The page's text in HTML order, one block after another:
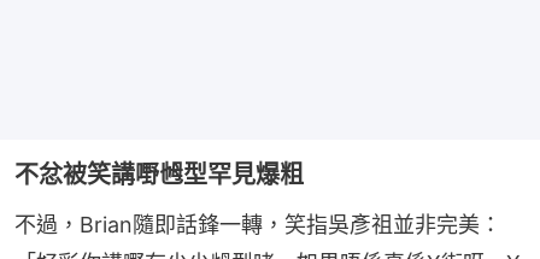
不忿被笑講嘢乸型罕見爆粗
不過，Brian隨即話鋒一轉，笑指吳彥祖並非完美：